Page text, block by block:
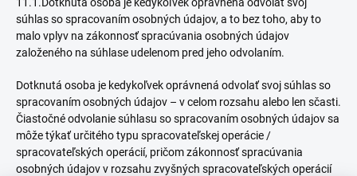
súhlas so spracovaním osobných údajov, a to bez toho, aby to
malo vplyv na zákonnosť spracúvania osobných údajov
založeného na súhlase udelenom pred jeho odvolaním.
Dotknutá osoba je kedykoľvek oprávnená odvolať svoj súhlas so
spracovaním osobných údajov – v celom rozsahu alebo len sčasti.
Čiastočné odvolanie súhlasu so spracovaním osobných údajov sa
môže týkať určitého typu spracovateľskej operácie /
spracovateľských operácií, pričom zákonnosť spracúvania
osobných údajov v rozsahu zvyšných spracovateľských operácií